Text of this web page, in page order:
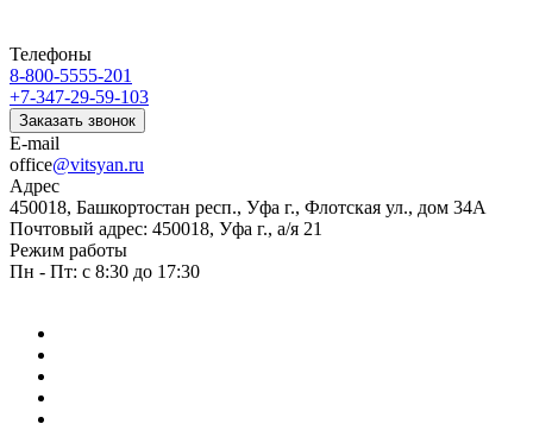
Телефоны
8-800-5555-201
+7-347-29-59-103
Заказать звонок
E-mail
office@vitsyan.ru
Адрес
450018, Башкортостан респ., Уфа г., Флотская ул., дом 34А
Почтовый адрес: 450018, Уфа г., а/я 21
Режим работы
Пн - Пт: с 8:30 до 17:30